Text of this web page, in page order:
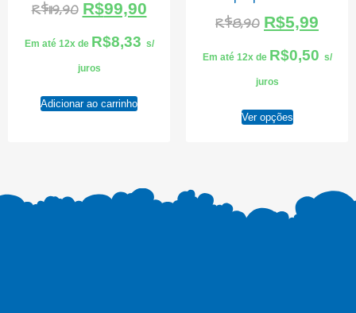
R$119,90 R$99,90
Em até 12x de R$8,33 s/
juros
Adicionar ao carrinho
R$8,90 R$5,99
Em até 12x de R$0,50 s/
juros
Ver opções